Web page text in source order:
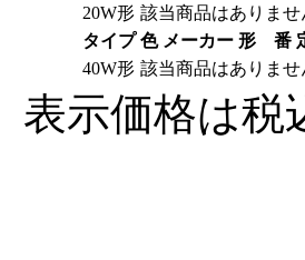
20W形 該当商品はありませ
タイプ 色 メーカー 形 番
40W形 該当商品はありませ
表示価格は税